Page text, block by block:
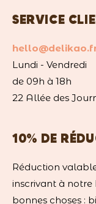
SERVICE
Lundi - Vendredi
de 09h à 18h
22 Allée des
10% DE
Réduction
inscrivant à
bonnes choses :